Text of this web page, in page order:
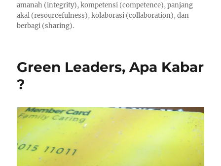
amanah (integrity), kompetensi (competence), panjang
akal (resourcefulness), kolaborasi (collaboration), dan
berbagi (sharing).
Green Leaders, Apa Kabar
?